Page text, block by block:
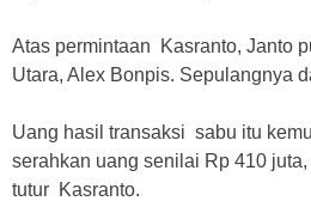
Atas permintaan Kasranto, Janto
Utara, Alex Bonpis. Sepulangnya
Uang hasil transaksi sabu itu
serahkan uang senilai Rp 410
tutur Kasranto.